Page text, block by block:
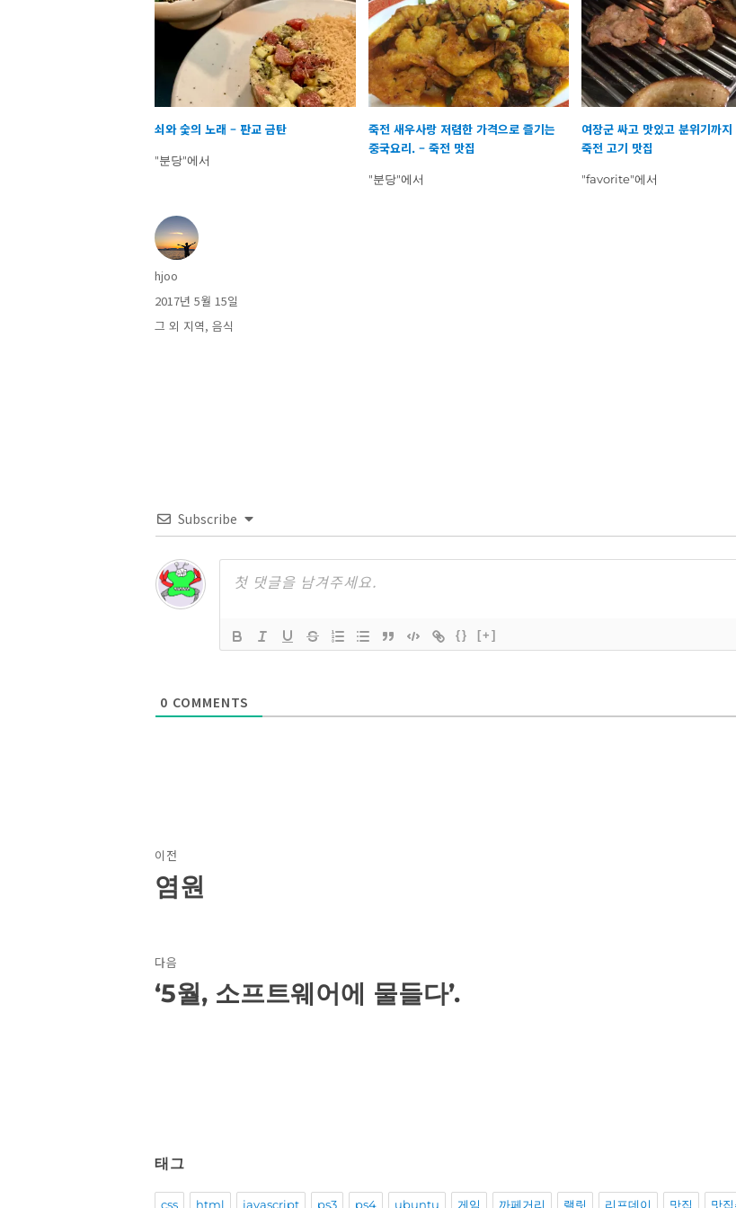
쇠와 숯의 노래 – 판교 금탄
"분당"에서
죽전 새우사랑 저렴한 가격으로 즐기는
중국요리. – 죽전 맛집
"분당"에서
여장군 싸고 맛있고 분위기까
죽전 고기 맛집
"favorite"에서
글
쓴
hjoo
작
성
2017년 5월 15일
카
그 외 지역, 음식
Subscribe
{} [+]
0 COMMENTS
탐
이전
이
염원
다음
다
‘5월, 소프트웨어에 물들다’.
태그
css html javascript ps3 ps4 ubuntu 게임 까페거리 랠릿 리프데이 맛집 맛